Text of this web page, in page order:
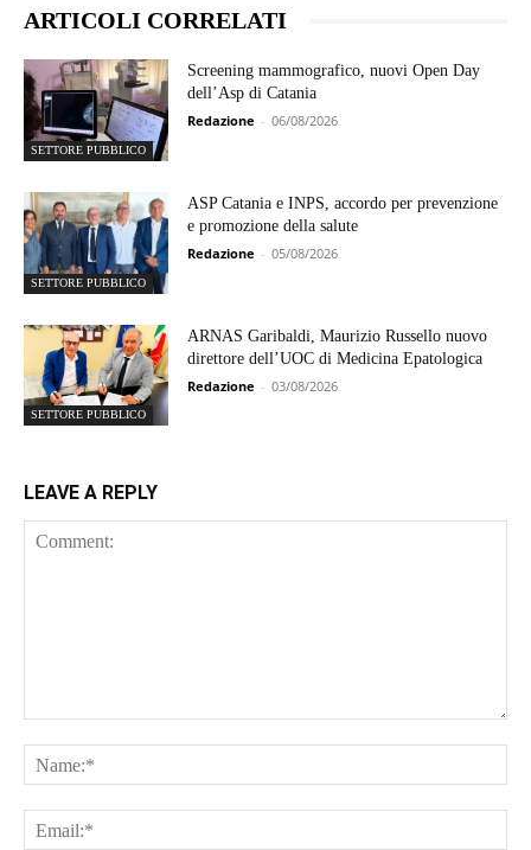
ARTICOLI CORRELATI
SETTORE PUBBLICO
Screening mammografico, nuovi Open Day
dell’Asp di Catania
Redazione - 06/08/2026
SETTORE PUBBLICO
ASP Catania e INPS, accordo per prevenzione
e promozione della salute
Redazione - 05/08/2026
SETTORE PUBBLICO
ARNAS Garibaldi, Maurizio Russello nuovo
direttore dell’UOC di Medicina Epatologica
Redazione - 03/08/2026
LEAVE A REPLY